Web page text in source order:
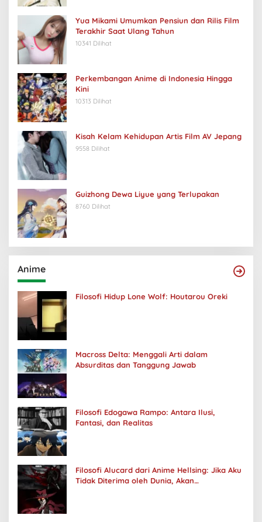
Yua Mikami Umumkan Pensiun dan Rilis Film
Terakhir Saat Ulang Tahun
10341 Dilihat
Perkembangan Anime di Indonesia Hingga
Kini
10313 Dilihat
Kisah Kelam Kehidupan Artis Film AV Jepang
9558 Dilihat
Guizhong Dewa Liyue yang Terlupakan
8760 Dilihat
Anime
Filosofi Hidup Lone Wolf: Houtarou Oreki
Macross Delta: Menggali Arti dalam
Absurditas dan Tanggung Jawab
Filosofi Edogawa Rampo: Antara Ilusi,
Fantasi, dan Realitas
Filosofi Alucard dari Anime Hellsing: Jika Aku
Tidak Diterima oleh Dunia, Akan